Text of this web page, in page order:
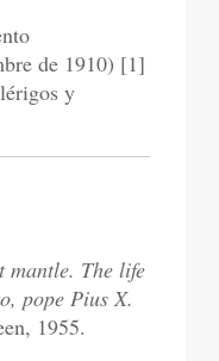
de 1910) [1]
y
mantle. The life
pope Pius X.
1955.